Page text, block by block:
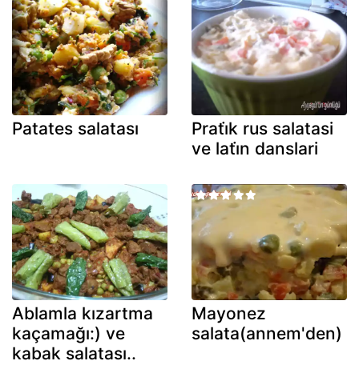
Patates salatası
Prati̇k rus salatasi
ve lati̇n danslari
Ablamla kızartma
kaçamağı:) ve
kabak salatası..
Mayonez
salata(annem'den)